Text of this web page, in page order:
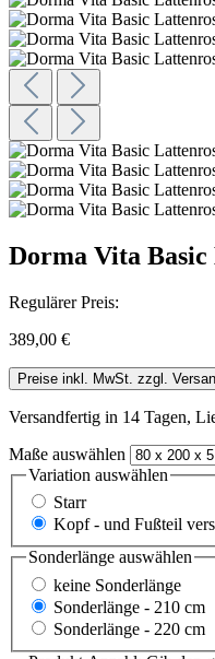
Dorma Vita
Regulärer Preis:
389,00 €
Preise inkl. MwSt. zzgl.
Versandfertig in 14 Tagen,
Maße auswählen
Variation auswählen
Starr
Kopf - und Fußteil
Sonderlänge auswählen
keine Sonderlänge
Sonderlänge - 210 cm
Sonderlänge - 220 cm